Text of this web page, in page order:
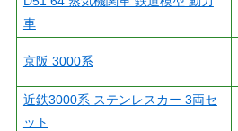
車
京阪 3000系
近鉄3000系 ステンレスカー 3両セ
ット